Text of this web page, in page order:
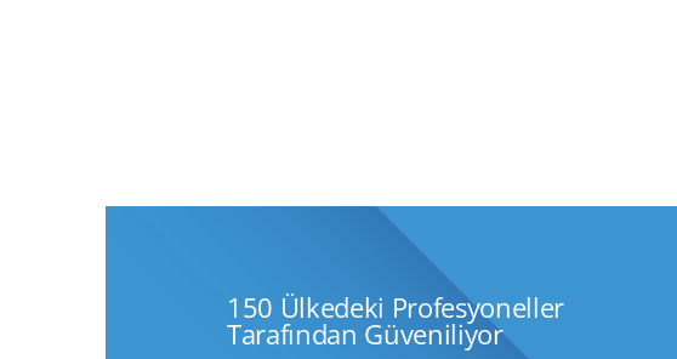
150 Ülkedeki Profesyoneller
Tarafından Güveniliyor